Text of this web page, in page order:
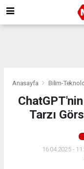
Anasayfa Bilim-
ChatGPT'nin
Tarzı
16.04.2025 -